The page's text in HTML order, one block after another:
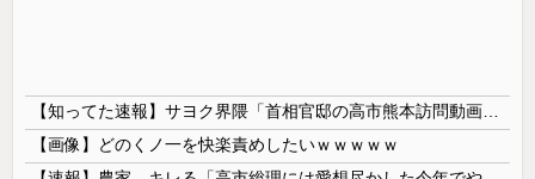
【画像】どのくノ一を快楽責めしたいｗｗｗｗｗ